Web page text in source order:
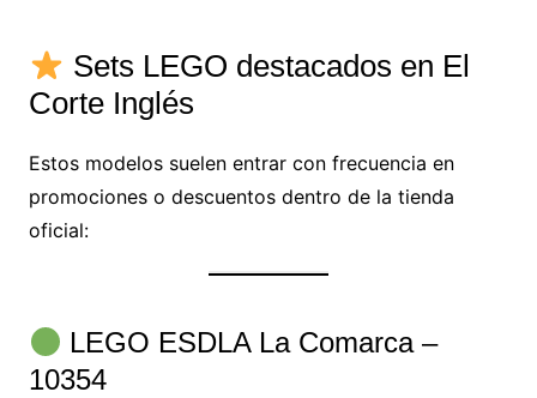
Sets LEGO destacados en El
Corte Inglés
Estos modelos suelen entrar con frecuencia en
promociones o descuentos dentro de la tienda
oficial:
LEGO ESDLA La Comarca –
10354